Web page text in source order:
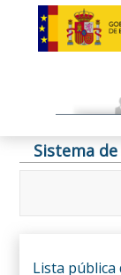
Sistema
Lista